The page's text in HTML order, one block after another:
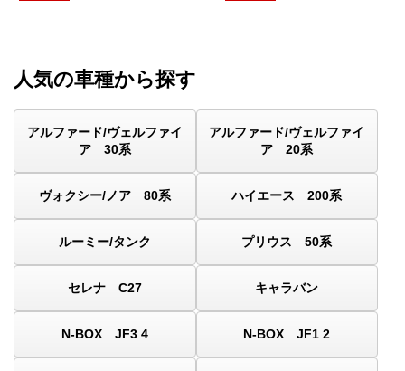
人気の車種から探す
アルファード/ヴェルファイ
ア 30系
アルファード/ヴェルファイ
ア 20系
ヴォクシー/ノア 80系 ハイエース 200系
ルーミー/タンク プリウス 50系
セレナ C27 キャラバン
N-BOX JF3 4 N-BOX JF1 2